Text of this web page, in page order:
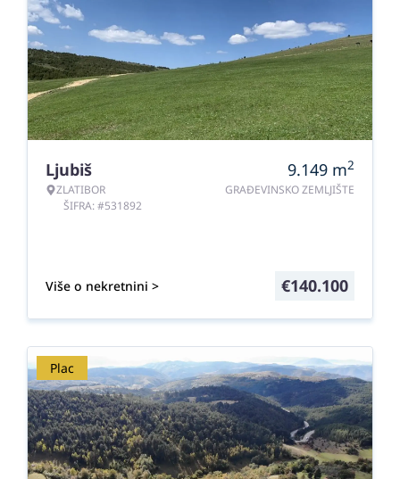
Ljubiš
ZLATIBOR
ŠIFRA: #531892
9.149 m2
GRAĐEVINSKO ZEMLJIŠTE
Više o nekretnini > €140.100
Plac